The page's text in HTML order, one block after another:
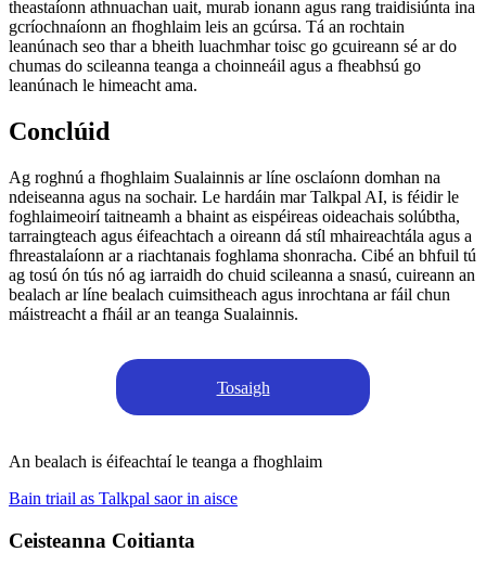
theastaíonn athnuachan uait, murab ionann agus rang traidisiúnta ina
gcríochnaíonn an fhoghlaim leis an gcúrsa. Tá an rochtain
leanúnach seo thar a bheith luachmhar toisc go gcuireann sé ar do
chumas do scileanna teanga a choinneáil agus a fheabhsú go
leanúnach le himeacht ama.
Conclúid
Ag roghnú a fhoghlaim Sualainnis ar líne osclaíonn domhan na
ndeiseanna agus na sochair. Le hardáin mar Talkpal AI, is féidir le
foghlaimeoirí taitneamh a bhaint as eispéireas oideachais solúbtha,
tarraingteach agus éifeachtach a oireann dá stíl mhaireachtála agus a
fhreastalaíonn ar a riachtanais foghlama shonracha. Cibé an bhfuil tú
ag tosú ón tús nó ag iarraidh do chuid scileanna a snasú, cuireann an
bealach ar líne bealach cuimsitheach agus inrochtana ar fáil chun
máistreacht a fháil ar an teanga Sualainnis.
Tosaigh
An bealach is éifeachtaí le teanga a fhoghlaim
Bain triail as Talkpal saor in aisce
Ceisteanna Coitianta